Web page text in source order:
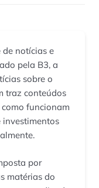
de notícias e
pela B3, a
sobre o
traz conteúdos
funcionam
investimentos
por
matérias do